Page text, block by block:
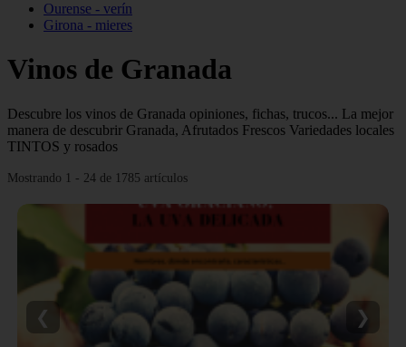
Ourense - verín
Girona - mieres
Vinos de Granada
Descubre los vinos de Granada opiniones, fichas, trucos... La mejor
manera de descubrir Granada, Afrutados Frescos Variedades locales
TINTOS y rosados
Mostrando 1 - 24 de 1785 artículos
❮ ❯